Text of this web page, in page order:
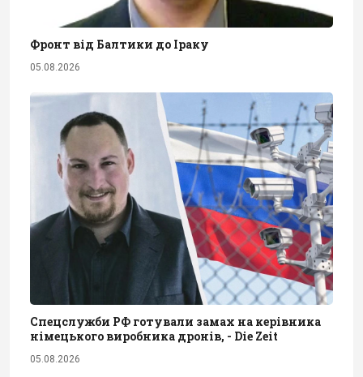
Фронт від Балтики до Іраку
05.08.2026
Спецслужби РФ готували замах на керівника
німецького виробника дронів, - Die Zeit
05.08.2026